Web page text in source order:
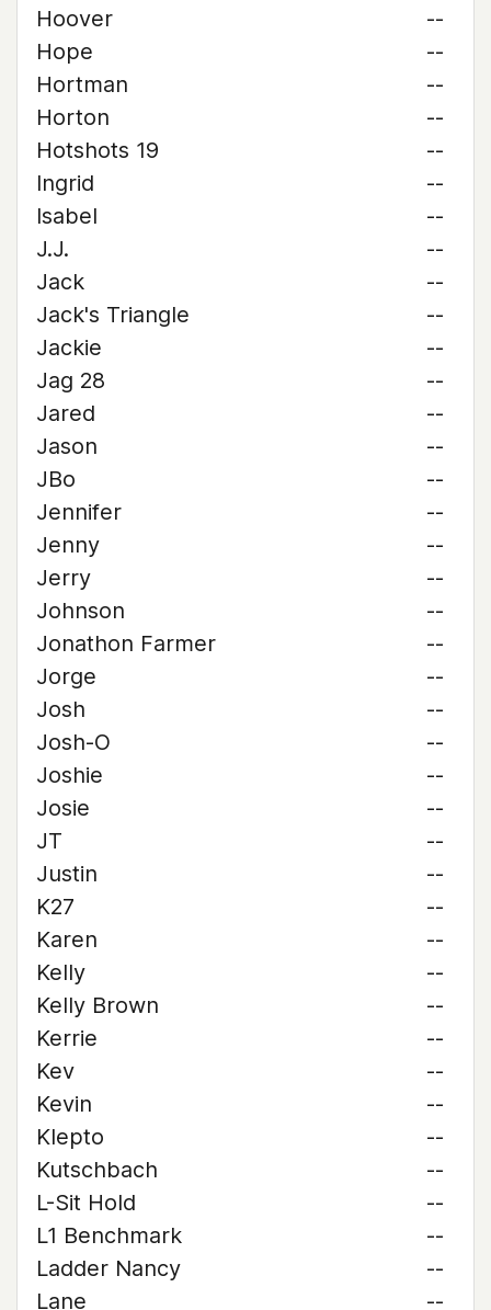
Hoover
--
Hope
--
Hortman
--
Horton
--
Hotshots 19
--
Ingrid
--
Isabel
--
J.J.
--
Jack
--
Jack's Triangle
--
Jackie
--
Jag 28
--
Jared
--
Jason
--
JBo
--
Jennifer
--
Jenny
--
Jerry
--
Johnson
--
Jonathon Farmer
--
Jorge
--
Josh
--
Josh-O
--
Joshie
--
Josie
--
JT
--
Justin
--
K27
--
Karen
--
Kelly
--
Kelly Brown
--
Kerrie
--
Kev
--
Kevin
--
Klepto
--
Kutschbach
--
L-Sit Hold
--
L1 Benchmark
--
Ladder Nancy
--
Lane
--